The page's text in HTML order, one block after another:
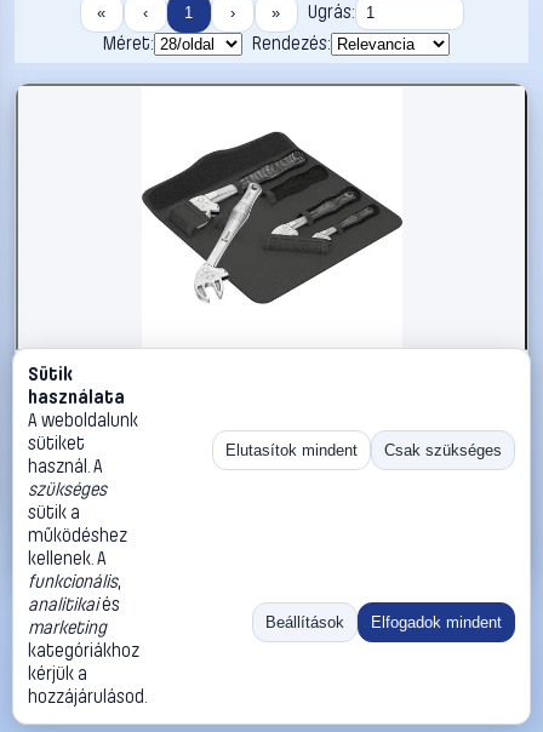
« ‹ 1 › »
Ugrás:
Méret:
Rendezés:
#2300650
Önbeálló racsnis csavarkulcs készlet, 4 részes, Wera
05020110001 6004 Joker 4 Set
Wera Egyoldalas villáskulcsok
70 990 Ft
Kosárba
«
Ugrás:
Méret:
Rendezés:
©2026
ThermoScope
ÁSZF
Cégbemutató
Sütik
használata
A weboldalunk
sütiket
használ. A
szükséges
sütik a
működéshez
kellenek. A
funkcionális,
analitikaiés
marketing
kategóriákhoz
kérjük a
hozzájárulásod.
Elutasítok mindent Csak szükséges
Beállítások Elfogadok mindent